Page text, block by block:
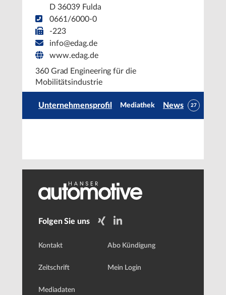
D 36039 Fulda
0661/6000-0
-223
info@edag.de
www.edag.de
360 Grad Engineering für die
Mobilitätsindustrie
Unternehmensprofil Mediathek News 27
Folgen Sie uns
Kontakt
Zeitschrift
Mediadaten
Abo Kündigung
Mein Login